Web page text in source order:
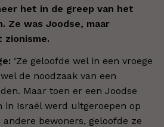
het in de greep van het
Ze was Joodse, maar
‘Ze geloofde wel in een vroege
de noodzaak van een
Maar toen er een Joodse
in Israël werd uitgeroepen op
bewoners, geloofde ze